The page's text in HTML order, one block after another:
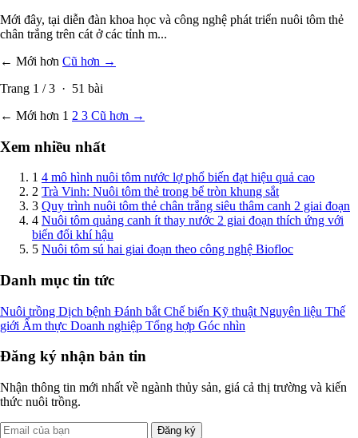
Mới đây, tại diễn đàn khoa học và công nghệ phát triển nuôi tôm thẻ
chân trắng trên cát ở các tỉnh m...
← Mới hơn Cũ hơn →
Trang 1 /3 · 51 bài
← Mới hơn 1 2 3 Cũ hơn →
Xem nhiều nhất
1 4 mô hình nuôi tôm nước lợ phổ biến đạt hiệu quả cao
2 Trà Vinh: Nuôi tôm thẻ trong bể tròn khung sắt
3 Quy trình nuôi tôm thẻ chân trắng siêu thâm canh 2 giai đoạn
4 Nuôi tôm quảng canh ít thay nước 2 giai đoạn thích ứng với
biến đổi khí hậu
5 Nuôi tôm sú hai giai đoạn theo công nghệ Biofloc
Danh mục tin tức
Nuôi trồng Dịch bệnh Đánh bắt Chế biến Kỹ thuật Nguyên liệu Thế
giới Ẩm thực Doanh nghiệp Tổng hợp Góc nhìn
Đăng ký nhận bản tin
Nhận thông tin mới nhất về ngành thủy sản, giá cả thị trường và kiến
thức nuôi trồng.
Đăng ký